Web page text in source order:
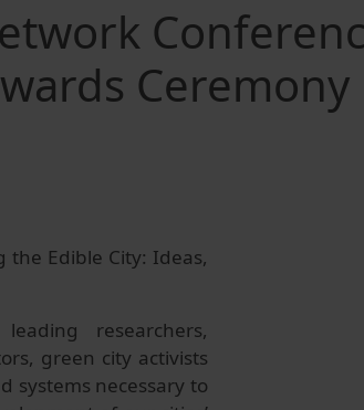
Ceremony
the Edible City: Ideas,
researchers,
green city activists
systems necessary to